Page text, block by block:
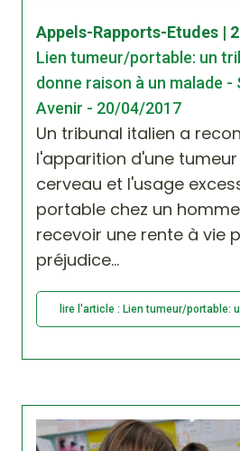
Appels-Rapports-Etudes |
Lien tumeur/portable: un
donne raison à un malade -
Avenir - 20/04/2017
Un tribunal italien a
l'apparition d'une
cerveau et l'usage
portable chez un
recevoir une rente à vie
préjudice...
lire l'article : Lien tumeur/portable: